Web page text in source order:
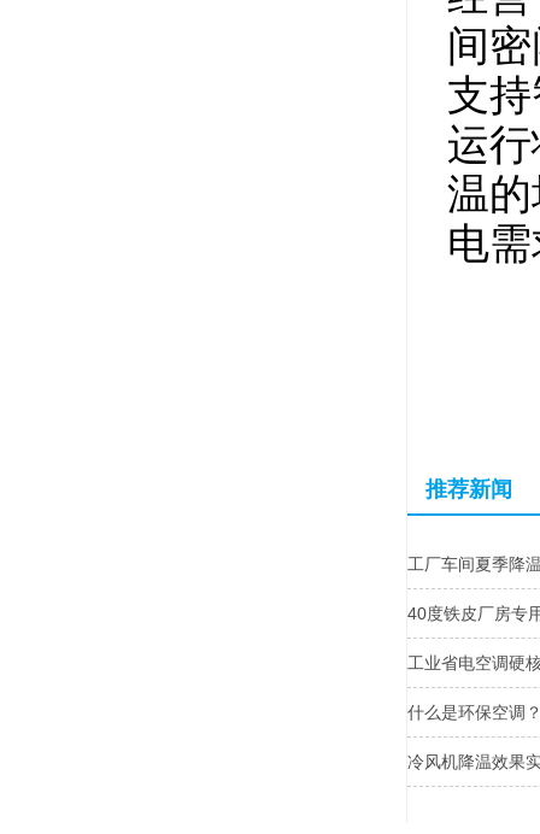
间
支
运
温
电
推荐新闻
工厂车间夏季降
40度铁皮厂房专
工业省电空调硬
什么是环保空调
冷风机降温效果